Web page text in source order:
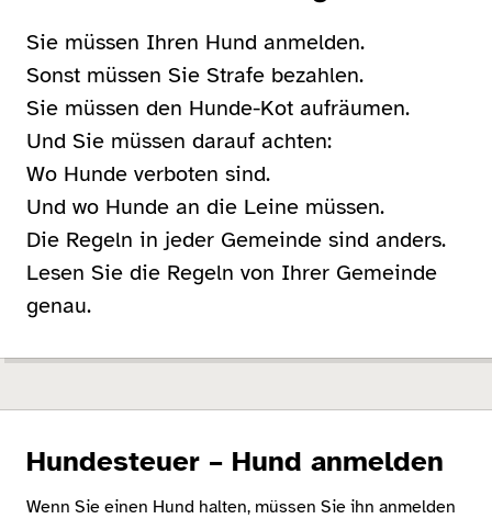
Sie müssen Ihren Hund anmelden.
Sonst müssen Sie Strafe bezahlen.
Sie müssen den Hunde-Kot aufräumen.
Und Sie müssen darauf achten:
Wo Hunde verboten sind.
Und wo Hunde an die Leine müssen.
Die Regeln in jeder Gemeinde sind anders.
Lesen Sie die Regeln von Ihrer Gemeinde
genau.
Hundesteuer – Hund anmelden
Wenn Sie einen Hund halten, müssen Sie ihn anmelden